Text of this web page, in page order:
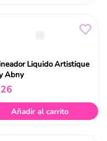
Liquido Artistique
Abny
26
Añadir al carrito